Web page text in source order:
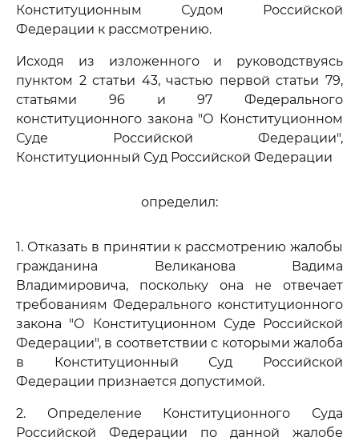
Конституционным Судом Российской
Федерации к рассмотрению.
Исходя из изложенного и руководствуясь
пунктом 2 статьи 43, частью первой статьи 79,
статьями 96 и 97 Федерального
конституционного закона "О Конституционном
Суде Российской Федерации",
Конституционный Суд Российской Федерации
определил:
1. Отказать в принятии к рассмотрению жалобы
гражданина Великанова Вадима
Владимировича, поскольку она не отвечает
требованиям Федерального конституционного
закона "О Конституционном Суде Российской
Федерации", в соответствии с которыми жалоба
в Конституционный Суд Российской
Федерации признается допустимой.
2. Определение Конституционного Суда
Российской Федерации по данной жалобе